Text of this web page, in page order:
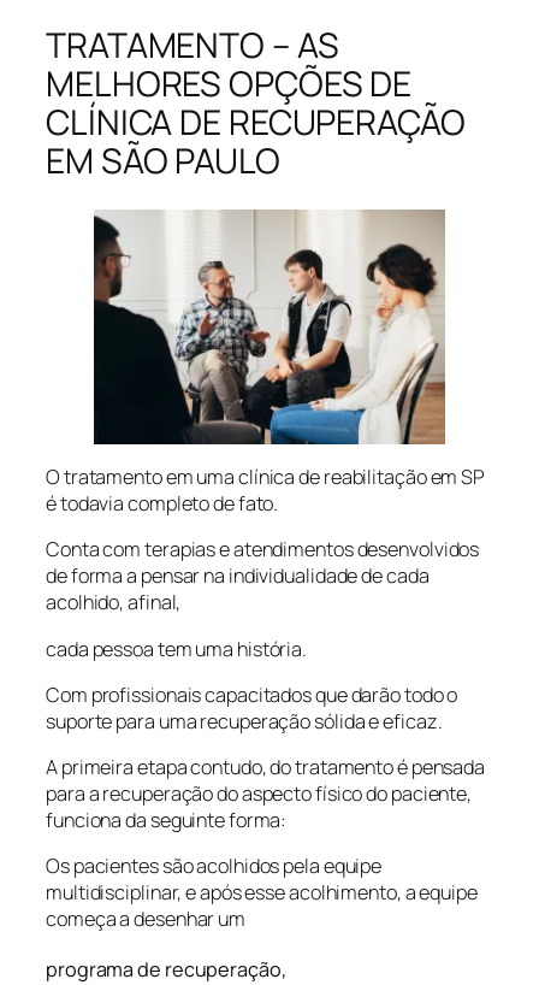
TRATAMENTO – AS
MELHORES OPÇÕES DE
CLÍNICA DE RECUPERAÇÃO
EM SÃO PAULO
O tratamento em uma clínica de reabilitação em SP
é todavia completo de fato.
Conta com terapias e atendimentos desenvolvidos
de forma a pensar na individualidade de cada
acolhido, afinal,
cada pessoa tem uma história.
Com profissionais capacitados que darão todo o
suporte para uma recuperação sólida e eficaz.
A primeira etapa contudo, do tratamento é pensada
para a recuperação do aspecto físico do paciente,
funciona da seguinte forma:
Os pacientes são acolhidos pela equipe
multidisciplinar, e após esse acolhimento, a equipe
começa a desenhar um
programa de recuperação,